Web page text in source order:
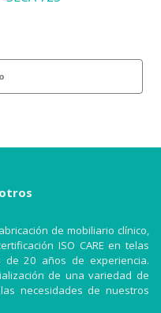
de mobiliario clínico,
ISO CARE en telas
de 20 años de experiencia.
de una variedad de
necesidades de nuestros